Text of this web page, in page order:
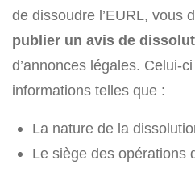
de dissoudre l’EURL, vous
publier un avis de
d’annonces légales. Celui-
informations telles que :
La nature de la
Le siège des opérations